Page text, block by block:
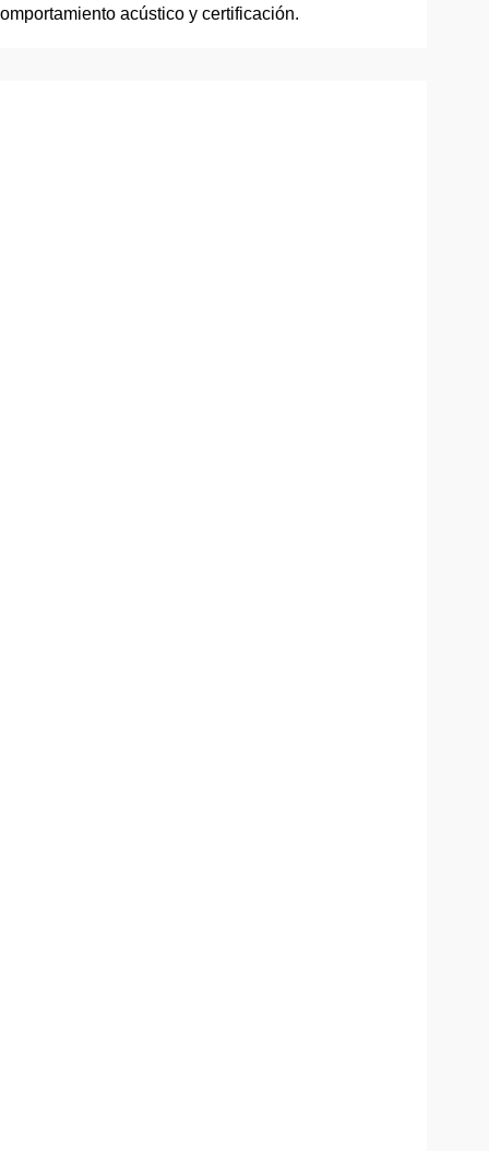
acústico y certificación.